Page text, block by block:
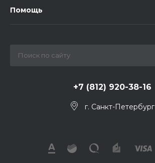
Помощь
+7 (812) 920-38-16
г. Санкт-Петербург